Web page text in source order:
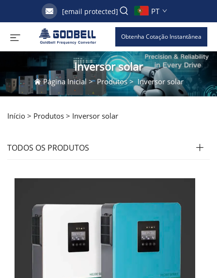
[email protected] PT
Obtenha Cotação Instantânea
Inversor solar
Página Inicial > Produtos> Inversor solar
Início > Produtos > Inversor solar
TODOS OS PRODUTOS